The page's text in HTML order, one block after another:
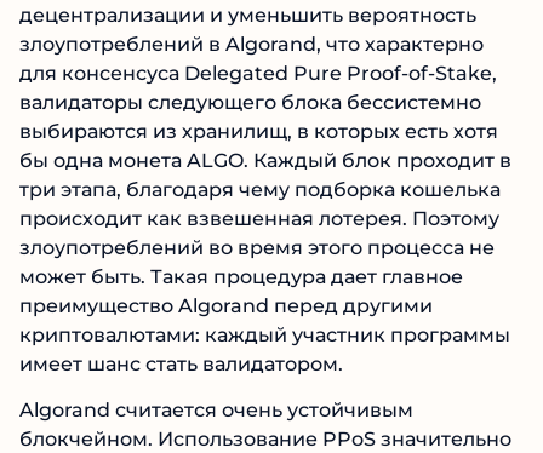
децентрализации и уменьшить вероятность
злоупотреблений в Algorand, что характерно
для консенсуса Delegated Pure Proof-of-Stake,
валидаторы следующего блока бессистемно
выбираются из хранилищ, в которых есть хотя
бы одна монета ALGO. Каждый блок проходит в
три этапа, благодаря чему подборка кошелька
происходит как взвешенная лотерея. Поэтому
злоупотреблений во время этого процесса не
может быть. Такая процедура дает главное
преимущество Algorand перед другими
криптовалютами: каждый участник программы
имеет шанс стать валидатором.
Algorand считается очень устойчивым
блокчейном. Использование PPoS значительно